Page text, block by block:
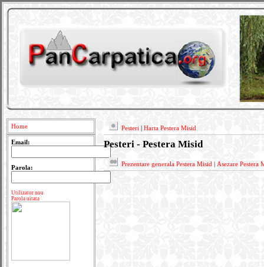
Home
Email:
Parola:
Utilizator nou
Parola uitata
Pesteri Harta Pestera Misid
Pesteri - Pestera Misid
Prezentare generala Pestera Misid Asezare Pestera